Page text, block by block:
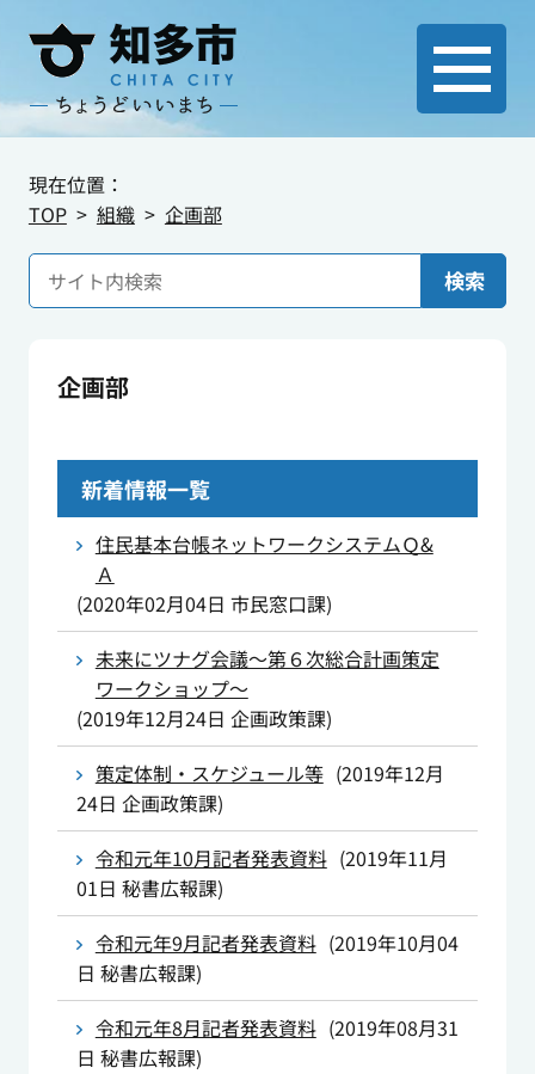
現在位置：
TOP
組織 企画部
検索
企画部
新着情報一覧
住民基本台帳ネットワークシステムＱ&
Ａ
(2020年02月04日 市民窓口課)
未来にツナグ会議～第６次総合計画策定
ワークショップ～
(2019年12月24日 企画政策課)
策定体制・スケジュール等 (2019年12月
24日 企画政策課)
令和元年10月記者発表資料 (2019年11月
01日 秘書広報課)
令和元年9月記者発表資料 (2019年10月04
日 秘書広報課)
令和元年8月記者発表資料 (2019年08月31
日 秘書広報課)